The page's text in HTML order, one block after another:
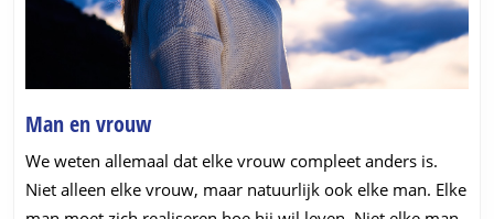
Man en vrouwMan
en
vrouw
We weten allemaal dat elke vrouw compleet anders is.
Niet alleen elke vrouw, maar natuurlijk ook elke man. Elke